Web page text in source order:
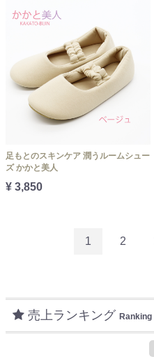
足もとのスキンケア 潤うルームシュー
ズ かかと美人
¥ 3,850
1 2
売上ランキング Ranking